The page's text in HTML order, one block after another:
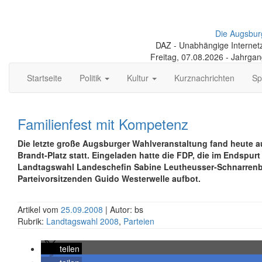
Die
DAZ - Unabhängige
Freitag, 07.08.2026 -
Startseite
Politik Kultur Kurznachrichten
Familienfest mit Kompetenz
Die letzte große Augsburger Wahlveranstaltung fand heute
Brandt-Platz statt. Eingeladen hatte die FDP, die im
Landtagswahl Landeschefin Sabine Leutheusser-
Parteivorsitzenden Guido Westerwelle aufbot.
Artikel vom 25.09.2008 | Autor: bs
Rubrik: Landtagswahl 2008, Parteien
teilen